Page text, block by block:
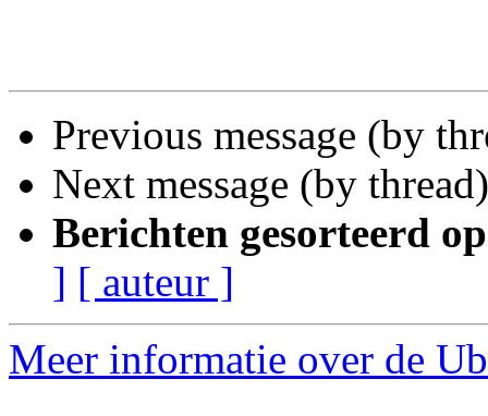
Previous message (by
Next message (by
Berichten gesorteerd
] [ auteur ]
Meer informatie over de